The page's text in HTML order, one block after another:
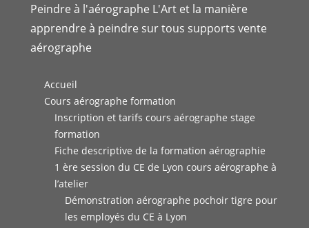
Peindre à l'aérographe L'Art et la manière
apprendre à peindre sur tous supports vente
aérographe
Accueil
Cours aérographe formation
Inscription et tarifs cours aérographe stage
formation
Fiche descriptive de la formation aérographie
1 ère session du CE de Lyon cours aérographe à
l’atelier
Démonstration aérographe pochoir tigre pour
les employés du CE à Lyon